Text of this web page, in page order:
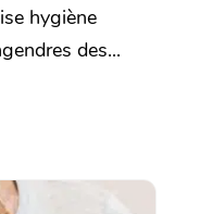
hygiène
des...